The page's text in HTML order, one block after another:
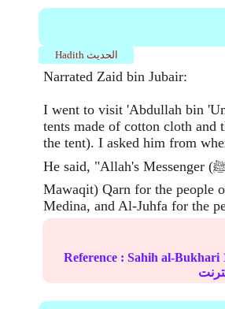
Hadith الحديث
Narrated Zaid bin Jubair:
I went to visit 'Abdullah bin
tents made of cotton cloth and
the tent). I asked him from
He said, "Allah's Messenger (ﷺ) had fixed as Miqat (singular of
Mawaqit) Qarn for the people
Medina, and Al-Juhfa for the
Reference : Sahih al-Bukhari